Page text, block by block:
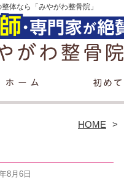
体なら「みやがわ整骨院」
HOME
8月6日